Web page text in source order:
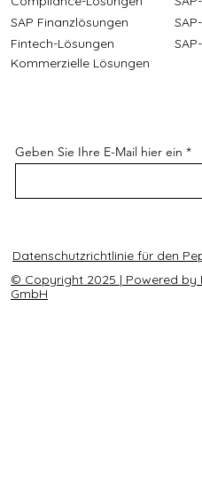
SAP Finanzlösungen
Fintech-Lösungen
Kommerzielle Lösungen
Geben Sie Ihre E-Mail hier ein
Datenschutzrichtlinie für den
© Copyright 2025 | Powered by
GmbH